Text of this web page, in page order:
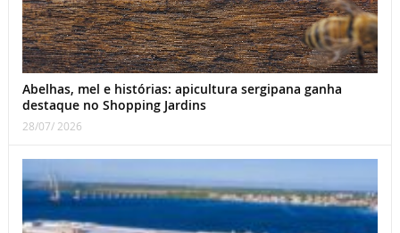
Abelhas, mel e histórias: apicultura sergipana ganha
destaque no Shopping Jardins
28/07/ 2026